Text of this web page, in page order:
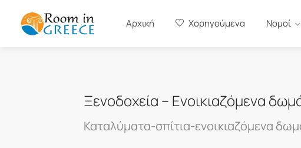
Αρχική Χορηγούμενα Νομοί
Ξενοδοχεία – Ενοικιαζόμενα
Καταλύματα-σπίτια-ενοικιαζόμενα